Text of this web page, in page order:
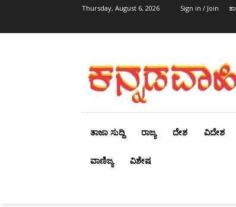
Thursday, August 6, 2026 Sign in / Join
ತಾಜಾ ಸುದ್ದಿ ರಾಜ್ಯ ದೇಶ ವಿದೇಶ
ವಾಣಿಜ್ಯ ವಿಶೇಷ